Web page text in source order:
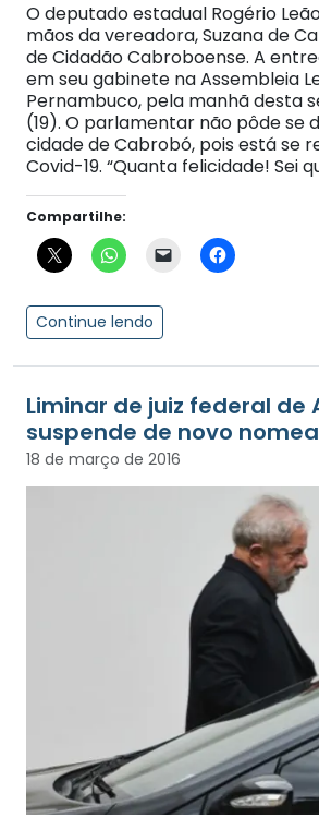
O deputado estadual Rogério
mãos da vereadora, Suzana de
de Cidadão Cabroboense. A
em seu gabinete na Assembleia
Pernambuco, pela manhã desta
(19). O parlamentar não pôde se
cidade de Cabrobó, pois está se
Covid-19. “Quanta felicidade! Sei
Compartilhe:
Continue lendo
Liminar de juiz federal de
suspende de novo
18 de março de 2016